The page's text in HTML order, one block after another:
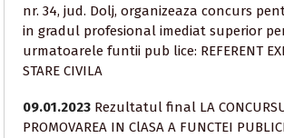
nr. 34, jud. Dolj, organizeaza concurs
in gradul profesional imediat superior
urmatoarele funtii pub lice: REFERENT
STARE CIVILA
09.01.2023 Rezultatul final LA
PROMOVAREA IN ClASA A FUNCTEI